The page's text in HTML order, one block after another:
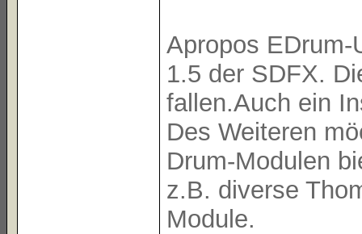
Apropos EDrum-
1.5 der SDFX.
fallen.Auch ein
Des Weiteren
Drum-Modulen
z.B. diverse
Module.